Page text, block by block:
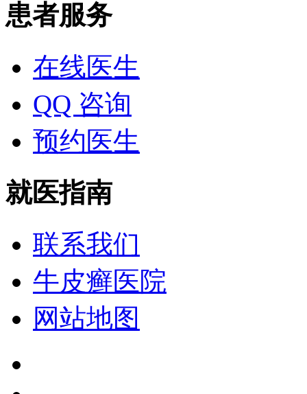
患者服务
在线医生
QQ 咨询
预约医生
就医指南
联系我们
牛皮癣医院
网站地图